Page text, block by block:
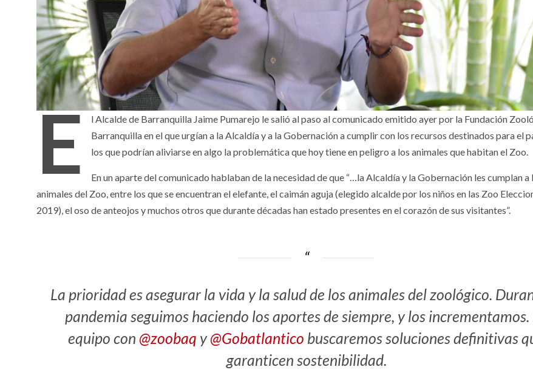
E
l Alcalde de Barranquilla Jaime Pumarejo le salió al paso al comunicado emitido ayer por la Fundación
Barranquilla en el que urgían a la Alcaldía y a la Gobernación a cumplir con los recursos destinados para el
los que podrían aliviarse en algo la problemática que hoy tiene en peligro a los animales que habitan el Zoo.
En un aparte del comunicado hablaban de la necesidad de que “…la Alcaldía y la Gobernación les cumplan a
animales del Zoo, entre los que se encuentran el elefante, el caimán aguja (elegido alcalde por los niños en las Zoo
2019), el oso de anteojos y muchos otros que durante décadas han estado presentes en el corazón de sus visitantes”.
La prioridad es asegurar la vida y la salud de los animales del zoológico.
pandemia seguimos haciendo los aportes de siempre, y los incrementamos.
equipo con @zoobaq y@Gobatlantico buscaremos soluciones definitivas
garanticen sostenibilidad.